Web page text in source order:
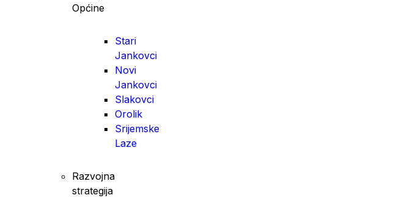
Općine
Stari
Jankovci
Novi
Jankovci
Slakovci
Orolik
Srijemske
Laze
Razvojna
strategija